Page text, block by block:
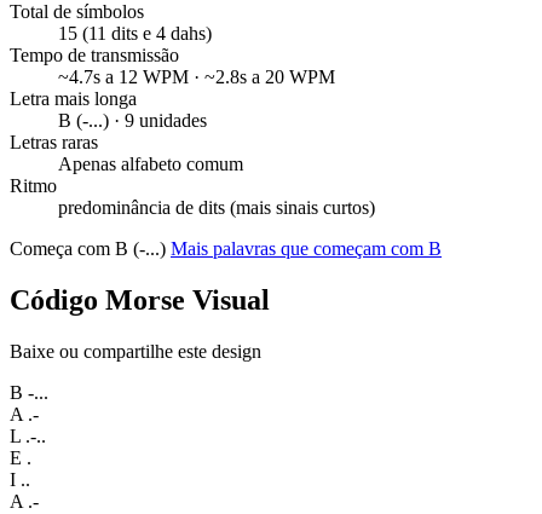
Total de símbolos
15 (11 dits e 4 dahs)
Tempo de transmissão
~4.7s a 12 WPM · ~2.8s a 20 WPM
Letra mais longa
B (-...) · 9 unidades
Letras raras
Apenas alfabeto comum
Ritmo
predominância de dits (mais sinais curtos)
Começa com B (-...) Mais palavras que começam com B
Código Morse Visual
Baixe ou compartilhe este design
B -...
A .-
L .-..
E .
I ..
A .-